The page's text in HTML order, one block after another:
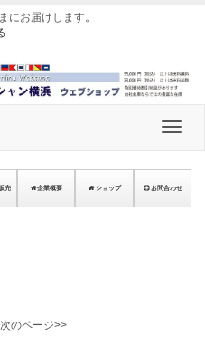
にお届けします。
売 企業概要 ショップ お問合わせ
次のページ>>